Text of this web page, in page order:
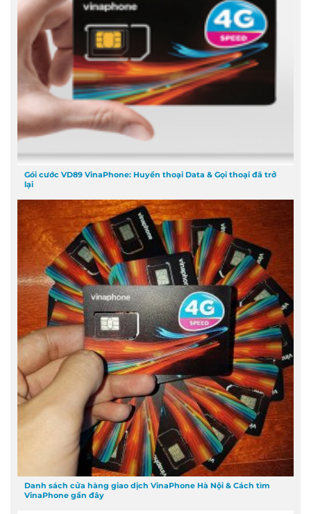
Gói cước VD89 VinaPhone: Huyền thoại Data & Gọi thoại đã trở
lại
Danh sách cửa hàng giao dịch VinaPhone Hà Nội & Cách tìm
VinaPhone gần đây